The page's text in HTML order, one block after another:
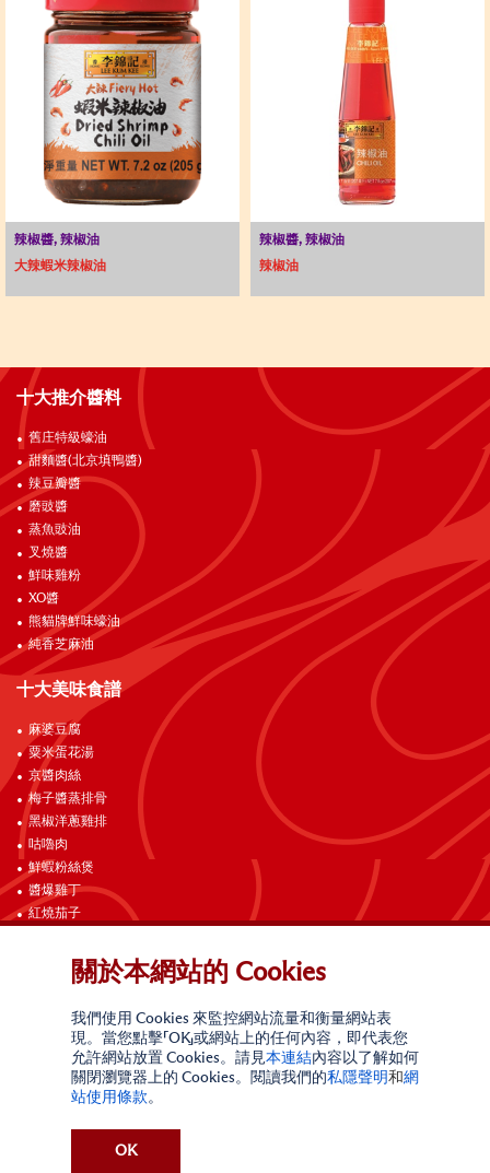
辣椒醬, 辣椒油
大辣蝦米辣椒油
辣椒醬, 辣椒油
辣椒油
十大推介醬料
舊庄特級蠔油
甜麵醬(北京填鴨醬)
辣豆瓣醬
磨豉醬
蒸魚豉油
叉燒醬
鮮味雞粉
XO醬
熊貓牌鮮味蠔油
純香芝麻油
十大美味食譜
麻婆豆腐
粟米蛋花湯
京醬肉絲
梅子醬蒸排骨
黑椒洋蔥雞排
咕嚕肉
鮮蝦粉絲煲
醬爆雞丁
紅燒茄子
聯絡我們
網站使用條款
關於本網站的 Cookies
我們使用 Cookies 來監控網站流量和衡量網站表
現。當您點擊「OK」或網站上的任何內容，即代表您
允許網站放置 Cookies。請見本連結內容以了解如何
關閉瀏覽器上的 Cookies。閱讀我們的私隱聲明和網
站使用條款。
OK